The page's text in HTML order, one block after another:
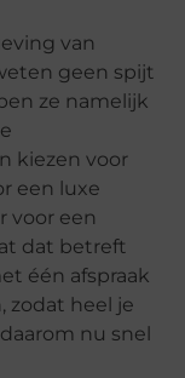
van
geen spijt
ze namelijk
kiezen voor
een luxe
voor een
dat betreft
één afspraak
zodat heel je
nu snel